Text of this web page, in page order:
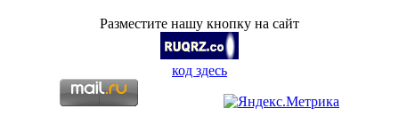
Разместите нашу кнопку на сайт
код здесь